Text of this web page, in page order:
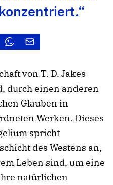
von T. D. Jakes
durch einen anderen
Glauben in
Werken. Dieses
spricht
des Westens an,
Leben sind, um eine
natürlichen